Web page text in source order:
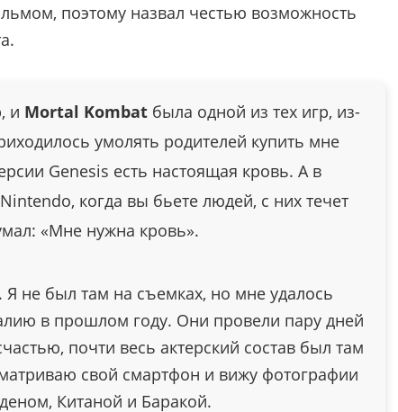
поэтому назвал честью возможность
и Mortal Kombat была одной из тех игр, из-
умолять родителей купить мне
Genesis есть настоящая кровь. А в
когда вы бьете людей, с них течет
«Мне нужна кровь».
Я не был там на съемках, но мне удалось
в прошлом году. Они провели пару дней
почти весь актерский состав был там
свой смартфон и вижу фотографии
Китаной и Баракой.